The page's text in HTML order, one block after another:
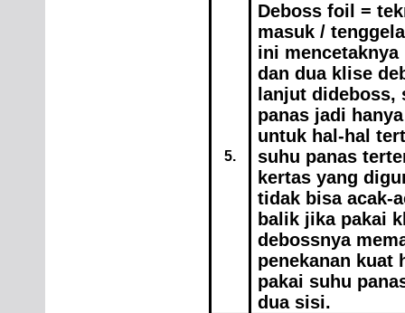
5.
Deboss foil =
masuk /
ini
dan dua klise
lanjut dideboss,
panas jadi
untuk hal-hal
suhu panas
kertas yang
tidak bisa acak-
balik jika pakai
debossnya
penekanan
pakai suhu
dua sisi.